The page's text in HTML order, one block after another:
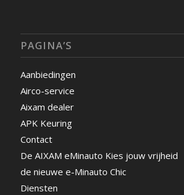
PAGINA’S
Aanbiedingen
Airco-service
Aixam dealer
APK Keuring
Contact
De AIXAM eMinauto Kies jouw vrijheid
de nieuwe e-Minauto Chic
Diensten